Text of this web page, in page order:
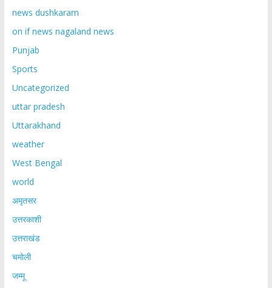
news dushkaram
on if news nagaland news
Punjab
Sports
Uncategorized
uttar pradesh
Uttarakhand
weather
West Bengal
world
अमृतसर
उत्तरकाशी
उत्तराखंड
चमोली
जम्मू